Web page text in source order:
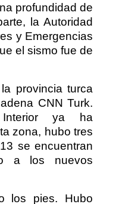
profundidad de
la Autoridad
y Emergencias
el sismo fue de
provincia turca
CNN Turk.
ya ha
zona, hubo tres
se encuentran
a los nuevos
los pies. Hubo